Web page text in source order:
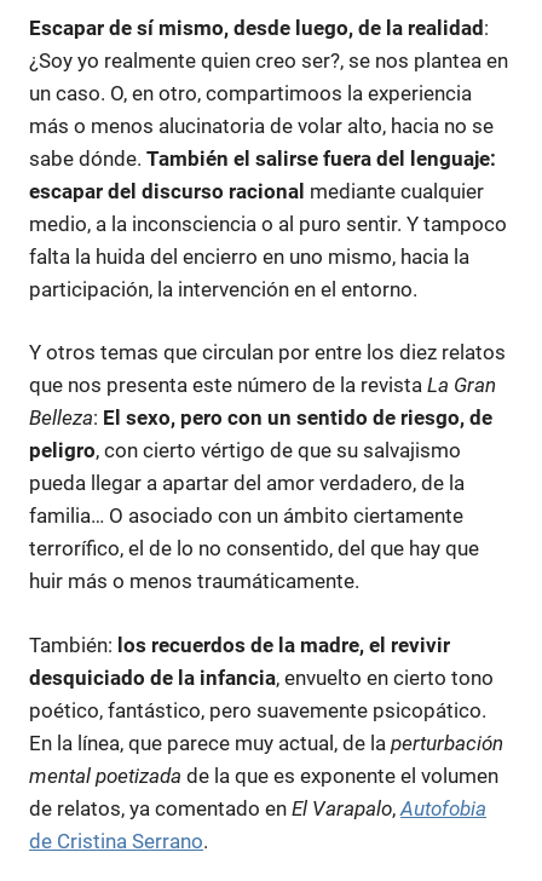
Escapar de sí mismo, desde luego, de la realidad:
¿Soy yo realmente quien creo ser?, se nos plantea en
un caso. O, en otro, compartimoos la experiencia
más o menos alucinatoria de volar alto, hacia no se
sabe dónde. También el salirse fuera del lenguaje:
escapar del discurso racional mediante cualquier
medio, a la inconsciencia o al puro sentir. Y tampoco
falta la huida del encierro en uno mismo, hacia la
participación, la intervención en el entorno.
Y otros temas que circulan por entre los diez relatos
que nos presenta este número de la revista La Gran
Belleza: El sexo, pero con un sentido de riesgo, de
peligro, con cierto vértigo de que su salvajismo
pueda llegar a apartar del amor verdadero, de la
familia… O asociado con un ámbito ciertamente
terrorífico, el de lo no consentido, del que hay que
huir más o menos traumáticamente.
También: los recuerdos de la madre, el revivir
desquiciado de la infancia, envuelto en cierto tono
poético, fantástico, pero suavemente psicopático.
En la línea, que parece muy actual, de la perturbación
mental poetizada de la que es exponente el volumen
de relatos, ya comentado en El Varapalo, Autofobia
de Cristina Serrano.